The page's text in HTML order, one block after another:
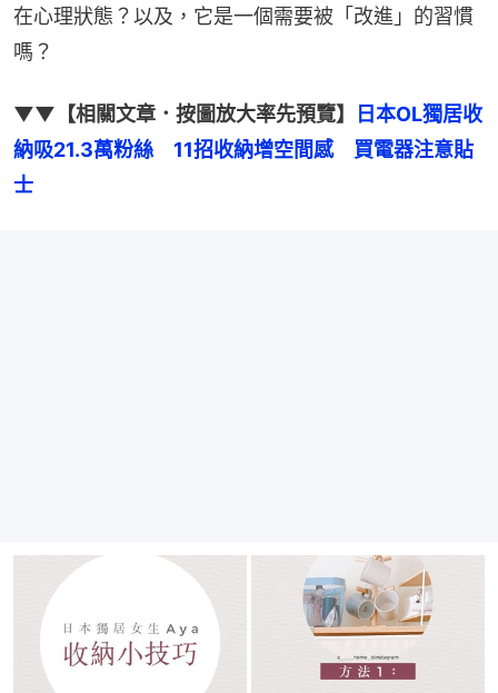
在心理狀態？以及，它是一個需要被「改進」的習慣
嗎？
▼▼【相關文章．按圖放大率先預覽】
日本OL獨居收
納吸21.3萬粉絲　11招收納增空間感　買電器注意貼
士